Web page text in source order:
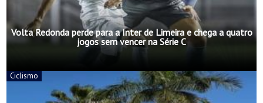
Volta Redonda perde para a Inter de Limeira e chega a quatro
jogos sem vencer na Série C
Ciclismo